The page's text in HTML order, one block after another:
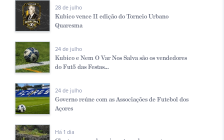
28 de julho
Kubico vence II edição do Torneio Urbano
Quaresma
24 de julho
Kubico e Nem O Var Nos Salva são os vendedores
do Fut5 das Festas...
24 de julho
Governo reúne com as Associações de Futebol dos
Açores
Há 1 dia